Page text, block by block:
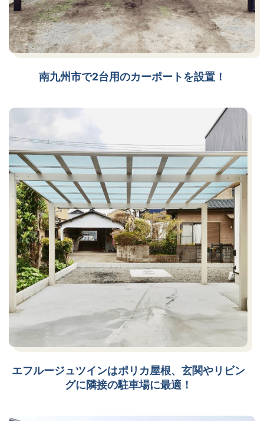
南九州市で2台用のカーポートを設置！
エフルージュツインはポリカ屋根、玄関やリビン
グに隣接の駐車場に最適！